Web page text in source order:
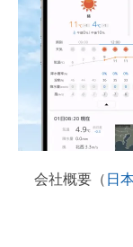
会社概要（ 日